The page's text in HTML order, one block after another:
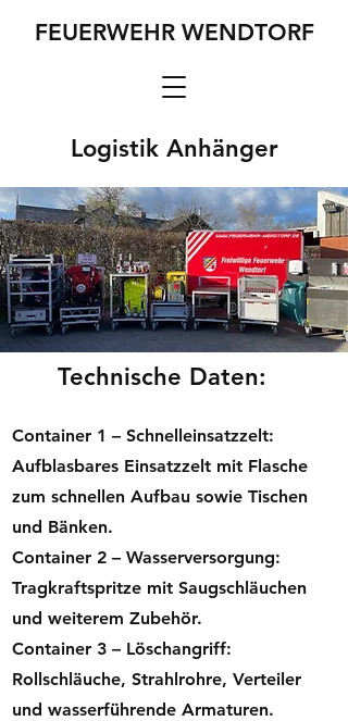
FEUERWEHR WENDTORF
Logistik Anhänger
Technische Daten:
Container 1 – Schnelleinsatzzelt:
Aufblasbares Einsatzzelt mit Flasche
zum schnellen Aufbau sowie Tischen
und Bänken.
Container 2 – Wasserversorgung:
Tragkraftspritze mit Saugschläuchen
und weiterem Zubehör.
Container 3 – Löschangriff:
Rollschläuche, Strahlrohre, Verteiler
und wasserführende Armaturen.